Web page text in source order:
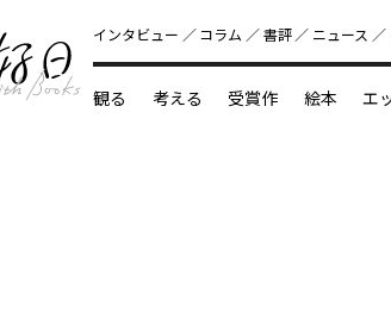
好書好日
インタビュー コラム 書評 ニュース
観る 考える 受賞作 絵本 エ